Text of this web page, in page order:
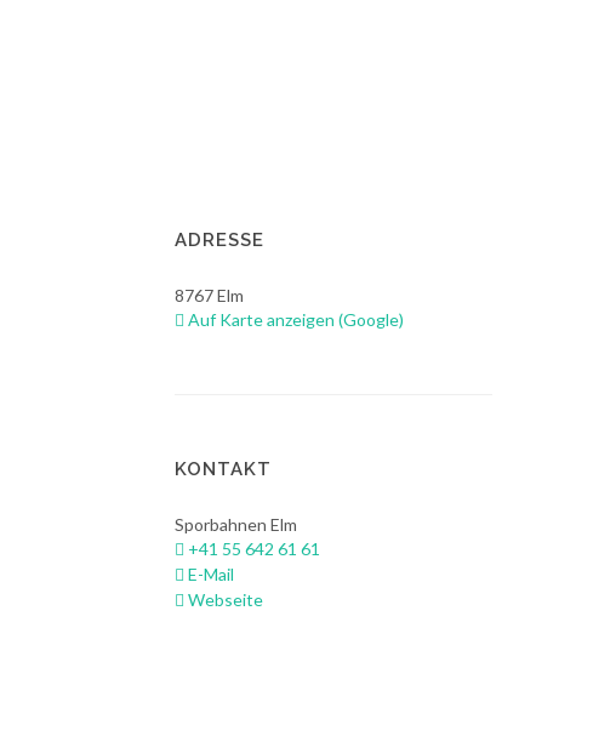
ADRESSE
8767 Elm
Auf Karte anzeigen (Google)
KONTAKT
Sporbahnen Elm
+41 55 642 61 61
E-Mail
Webseite